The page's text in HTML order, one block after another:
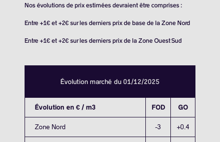
Nos évolutions de prix estimées devraient être comprises :
Entre +1€ et +2€ sur les derniers prix de base de la Zone Nord
Entre +1€ et +2€ sur les derniers prix de la Zone Ouest Sud
Évolution marché du 01/12/2025
Évolution en € / m3 FOD GO
Zone Nord -3 +0.4